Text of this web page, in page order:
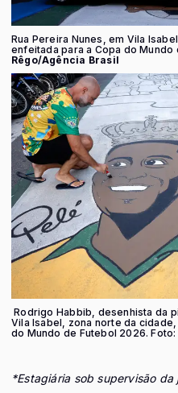
Rua Pereira Nunes, em Vila
enfeitada para a Copa do Mundo
Rêgo/Agência Brasil
Rodrigo Habbib, desenhista da
Vila Isabel, zona norte da
do Mundo de Futebol 2026. Foto:
*Estagiária sob supervisão